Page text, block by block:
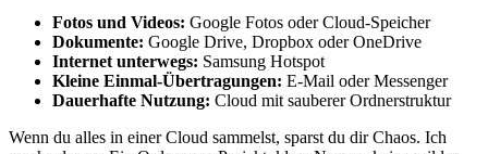
Fotos und Videos: Google Fotos oder Cloud-Speicher
Dokumente: Google Drive, Dropbox oder OneDrive
Internet unterwegs: Samsung Hotspot
Kleine Einmal-Übertragungen: E-Mail oder Messenger
Dauerhafte Nutzung: Cloud mit sauberer Ordnerstruktur
Wenn du alles in einer Cloud sammelst, sparst du dir Chaos. Ich